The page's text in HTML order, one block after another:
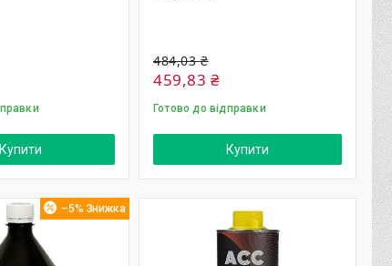
Купити
484,03 ₴
459,83 ₴
Готово до відправки
Купити
–5%